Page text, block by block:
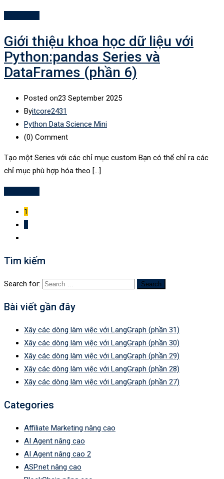
Giới thiệu khoa học dữ liệu với
Python:pandas Series và
DataFrames (phần 6)
Posted on23 September 2025
Byitcore2431
Python Data Science Mini
(0) Comment
Tạo một Series với các chỉ mục custom Bạn có thể chỉ ra các
chỉ mục phù hợp hóa theo […]
1
Tìm kiếm
Search for:
Bài viết gần đây
Xây các dòng làm việc với LangGraph (phần 31)
Xây các dòng làm việc với LangGraph (phần 30)
Xây các dòng làm việc với LangGraph (phần 29)
Xây các dòng làm việc với LangGraph (phần 28)
Xây các dòng làm việc với LangGraph (phần 27)
Categories
Affiliate Marketing nâng cao
AI Agent nâng cao
AI Agent nâng cao 2
ASP.net nâng cao